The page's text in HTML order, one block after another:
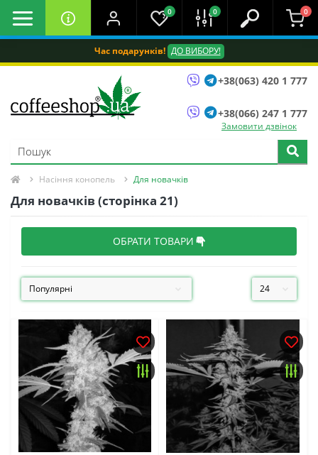
Час подарунків! ДО ВИБОРУ!
0 0 0
+38(063) 420 1 777
+38(066) 247 1 777
Замовити дзвінок
Насіння конопель Для новачків
Для новачків (сторінка 21)
ОБРАТИ ТОВАРИ